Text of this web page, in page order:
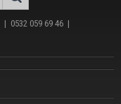
| 0532 059 69 46 |